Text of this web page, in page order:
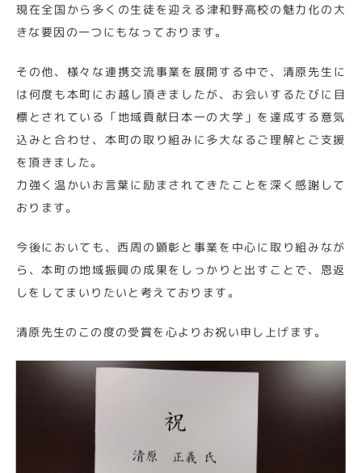
現在全国から多くの生徒を迎える津和野高校の魅力化の大
きな要因の一つにもなっております。
その他、様々な連携交流事業を展開する中で、清原先生に
は何度も本町にお越し頂きましたが、お会いするたびに目
標とされている「地域貢献日本一の大学」を達成する意気
込みと合わせ、本町の取り組みに多大なるご理解とご支援
を頂きました。
力強く温かいお言葉に励まされてきたことを深く感謝して
おります。
今後においても、西周の顕彰と事業を中心に取り組みなが
ら、本町の地域振興の成果をしっかりと出すことで、恩返
しをしてまいりたいと考えております。
清原先生のこの度の受賞を心よりお祝い申し上げます。